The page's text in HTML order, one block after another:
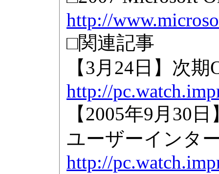
http://
□関連記事
【3月24日】次
http://
【2005年9月30
ユーザーインタ
http://